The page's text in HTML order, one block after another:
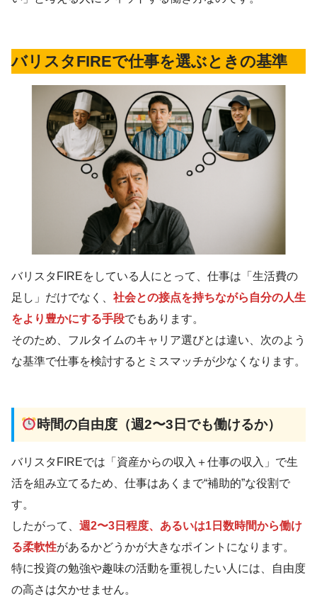
バリスタFIREで仕事を選ぶときの基準
バリスタFIREをしている人にとって、仕事は「生活費の
足し」だけでなく、 社会との接点を持ちながら自分の人生
をより豊かにする手段でもあります。
そのため、フルタイムのキャリア選びとは違い、次のよう
な基準で仕事を検討するとミスマッチが少なくなります。
時間の自由度（週2〜3日でも働けるか）
バリスタFIREでは「資産からの収入＋仕事の収入」で生
活を組み立てるため、仕事はあくまで“補助的”な役割で
す。
したがって、 週2〜3日程度、あるいは1日数時間から働け
る柔軟性があるかどうかが大きなポイントになります。
特に投資の勉強や趣味の活動を重視したい人には、自由度
の高さは欠かせません。